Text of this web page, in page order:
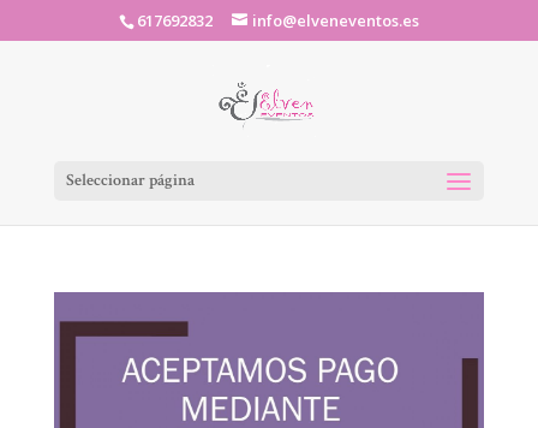
617692832 info@elveneventos.es
Seleccionar página